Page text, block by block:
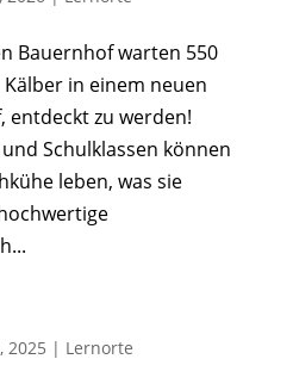
Bauernhof warten 550
in einem neuen
entdeckt zu werden!
Schulklassen können
leben, was sie
2025 | Lernorte